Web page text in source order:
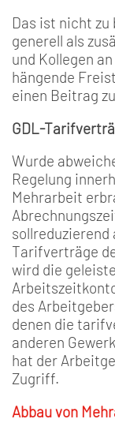
Das ist nicht
generell als
und Kollegen
hängende
einen Beitrag
GDL-
Wurde
Regelung
Mehrarbeit
sollreduzie­rend
Tarifverträge
wird die
des
denen die
anderen
hat der
Zugriff.
Abbau von